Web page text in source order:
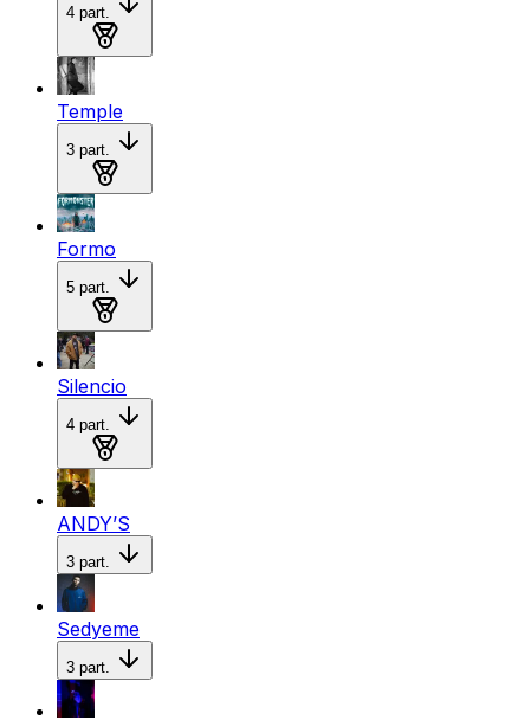
4 part.
Medalla de oro
Temple
3 part.
Medalla de oro
Formo
5 part.
Medalla de plata
Silencio
4 part.
Medalla de bronce
ANDY’S
3 part.
Sedyeme
3 part.